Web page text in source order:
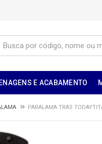
E ACABAMENTO
PARALAMA TRAS